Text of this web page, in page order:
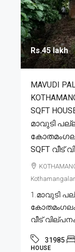
Rs.45 lakh
MAVUDI
SQFT
മാവുടി
SQFT വീട്
1.മാവുടി
കോതമംഗലം
വീട്
31985
HOUSE